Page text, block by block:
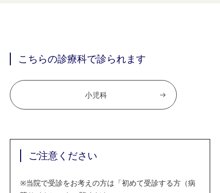
こちらの診療科で診られます
小児科
ご注意ください
※当院で受診をお考えの方は「初めて受診する方（病